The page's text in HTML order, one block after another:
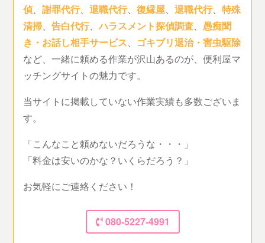
偵、謝罪代行、退職代行、復縁屋、退職代行、特殊
清掃、告白代行、ハラスメント探偵調査、愚痴聞
き・お話し相手サービス、 ゴキブリ退治・害虫駆除
など、一緒に頼める作業が沢山あるのが、便利屋マ
ッチングサイトの魅力です。
当サイトに掲載していない作業実績も多数ございま
す。
「こんなこと頼めないだろうな・・・」
「料金は安いのかな？いくらだろう？」
お気軽にご連絡ください！
080-5227-4991